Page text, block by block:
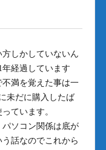
しかしていないん
経過しています
満を覚えた事は一
未だに購入したば
ています。
ソコン関係は底が
話なのでこれから